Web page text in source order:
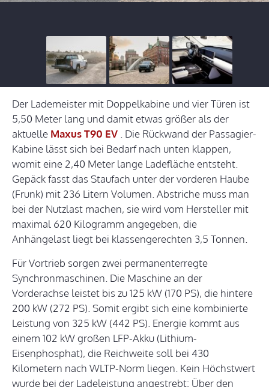
Der Lademeister mit Doppelkabine und vier Türen ist
5,50 Meter lang und damit etwas größer als der
aktuelle Maxus T90 EV . Die Rückwand der Passagier-
Kabine lässt sich bei Bedarf nach unten klappen,
womit eine 2,40 Meter lange Ladefläche entsteht.
Gepäck fasst das Staufach unter der vorderen Haube
(Frunk) mit 236 Litern Volumen. Abstriche muss man
bei der Nutzlast machen, sie wird vom Hersteller mit
maximal 620 Kilogramm angegeben, die
Anhängelast liegt bei klassengerechten 3,5 Tonnen.
Für Vortrieb sorgen zwei permanenterregte
Synchronmaschinen. Die Maschine an der
Vorderachse leistet bis zu 125 kW (170 PS), die hintere
200 kW (272 PS). Somit ergibt sich eine kombinierte
Leistung von 325 kW (442 PS). Energie kommt aus
einem 102 kW großen LFP-Akku (Lithium-
Eisenphosphat), die Reichweite soll bei 430
Kilometern nach WLTP-Norm liegen. Kein Höchstwert
wurde bei der Ladeleistung angestrebt: Über den